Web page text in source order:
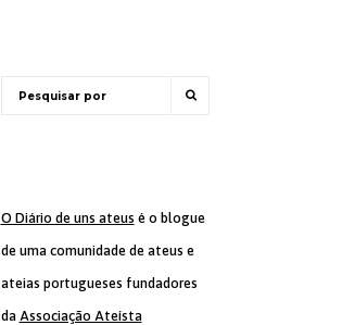
O Diário de uns ateus é o blogue
de uma comunidade de ateus e
ateias portugueses fundadores
da Associação Ateísta